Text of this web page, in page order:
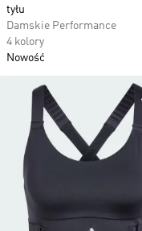
tyłu
Damskie Performance
4 kolory
Nowość